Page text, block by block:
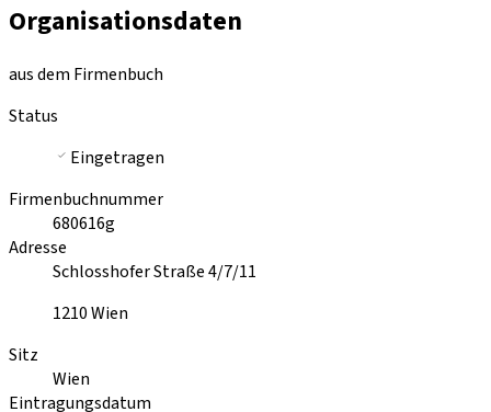
Organisationsdaten
aus dem Firmenbuch
Status
Eingetragen
Firmenbuchnummer
680616g
Adresse
Schlosshofer Straße 4/7/11
1210Wien
Sitz
Wien
Eintragungsdatum